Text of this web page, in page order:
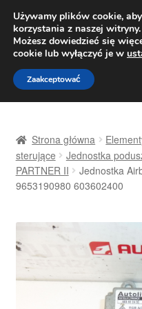
Pn.-pt.
Przejdź
do
nawigacji
Przejdź
do
treści
Dostawa
Dostawa na cały świat
Kontakt
Moje konto
Strona główna
sterujące
Jednostka
PARTNER II
Jednostka
9653190980 603602400
Używamy plików cookie,
korzystania z naszej witryny.
Możesz dowiedzieć się
cookie lub wyłączyć je w
Zaakceptować